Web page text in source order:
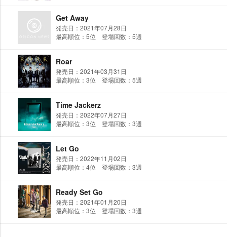
Get Away
発売日：2021年07月28日
最高順位：5位 登場回数：5週
Roar
発売日：2021年03月31日
最高順位：3位 登場回数：5週
Time Jackerz
発売日：2022年07月27日
最高順位：3位 登場回数：3週
Let Go
発売日：2022年11月02日
最高順位：4位 登場回数：3週
Ready Set Go
発売日：2021年01月20日
最高順位：3位 登場回数：3週